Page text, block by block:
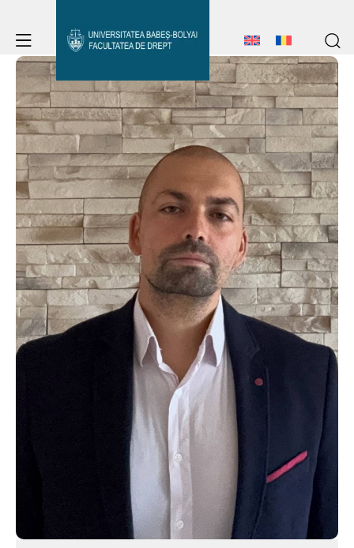
Avizier Studenți
Studii
Admitere
Erasmus & Internațional
Despre Facultate
Echipa Facultății
Bibliotecă & Reviste
Avizier Studenți
Studii
Admitere
Erasmus & Internațional
Despre Facultate
Echipa Facultății
Bibliotecă & Reviste